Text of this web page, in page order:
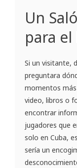
Un
para
Si un visitante,
preguntara
momentos
video, libros o
encontrar
jugadores que
solo en Cuba,
sería un